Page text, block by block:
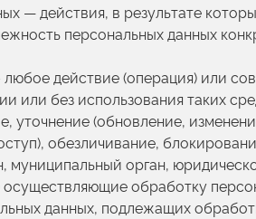
— действия, в результате
персональных данных
действие (операция) или
или без использования таких
уточнение (обновление,
обезличивание,
муниципальный орган,
обработку
данных, подлежащих